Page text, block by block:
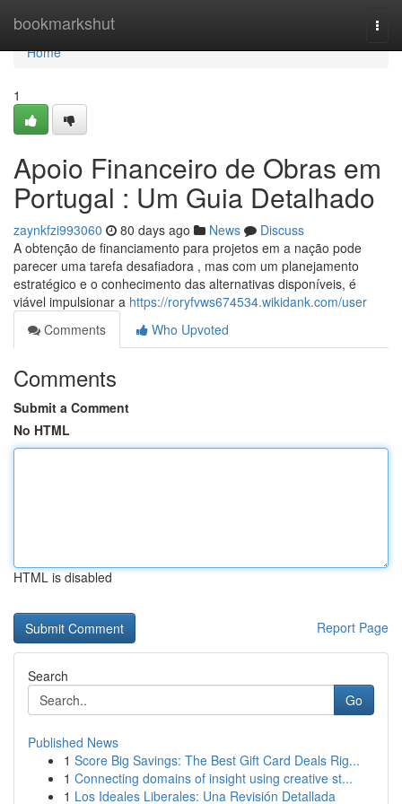
bookmarkshut
Home
Home
1
Apoio Financeiro de Obras em
Portugal : Um Guia Detalhado
zaynkfzi993060 80 days ago News
Discuss
A obtenção de financiamento para projetos em a nação pode
parecer uma tarefa desafiadora , mas com um planejamento
estratégico e o conhecimento das alternativas disponíveis, é
viável impulsionar a https://roryfvws674534.wikidank.com/user
Comments
Who Upvoted
Comments
Submit a Comment
No HTML
HTML is disabled
Report Page
Search
Go
Published News
1 Score Big Savings: The Best Gift Card Deals Rig...
1 Connecting domains of insight using creative st...
1 Los Ideales Liberales: Una Revisión Detallada